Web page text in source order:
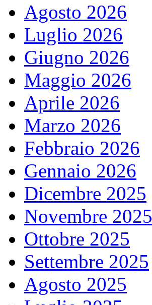
Agosto 2026
Luglio 2026
Giugno 2026
Maggio 2026
Aprile 2026
Marzo 2026
Febbraio 2026
Gennaio 2026
Dicembre 2025
Novembre 2025
Ottobre 2025
Settembre 2025
Agosto 2025